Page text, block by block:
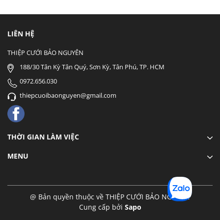
LIÊN HỆ
THIỆP CƯỚI BẢO NGUYÊN
188/30 Tân Kỳ Tân Quý, Sơn Kỳ, Tân Phú, TP. HCM
0972.656.030
thiepcuoibaonguyen@gmail.com
THỜI GIAN LÀM VIỆC
MENU
@ Bản quyền thuộc về THIỆP CƯỚI BẢO NGUYÊN
Cung cấp bởi Sapo